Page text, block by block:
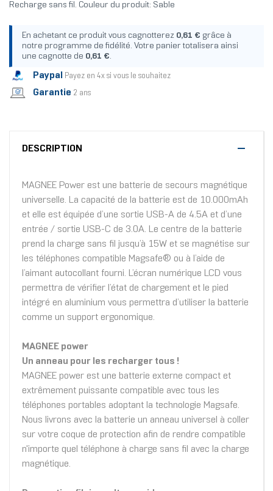
Recharge sans fil. Couleur du produit: Sable
En achetant ce produit vous cagnotterez 0,61 € grâce à
notre programme de fidélité. Votre panier totalisera ainsi
une cagnotte de 0,61 €.
Paypal Payez en 4x si vous le souhaitez
Garantie 2 ans
DESCRIPTION
MAGNEE Power est une batterie de secours magnétique
universelle. La capacité de la batterie est de 10.000mAh
et elle est équipée d’une sortie USB-A de 4.5A et d’une
entrée / sortie USB-C de 3.0A. Le centre de la batterie
prend la charge sans fil jusqu’à 15W et se magnétise sur
les téléphones compatible Magsafe® ou à l’aide de
l’aimant autocollant fourni. L’écran numérique LCD vous
permettra de vérifier l’état de chargement et le pied
intégré en aluminium vous permettra d’utiliser la batterie
comme un support ergonomique.
MAGNEE power
Un anneau pour les recharger tous !
MAGNEE power est une batterie externe compact et
extrêmement puissante compatible avec tous les
téléphones portables adoptant la technologie Magsafe.
Nous livrons avec la batterie un anneau universel à coller
sur votre coque de protection afin de rendre compatible
n'importe quel téléphone à charge sans fil avec la charge
magnétique.